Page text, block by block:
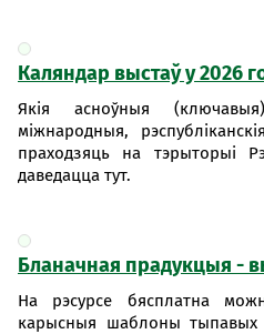
Каляндар выстаў у 2026
Якія асноўныя
міжнародныя,
праходзяць на тэрыторыі
даведацца тут.
Бланачная прадукцыя -
На рэсурсе бясплатна
карысныя шаблоны тыпавых